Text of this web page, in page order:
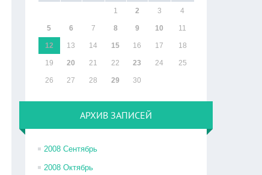
1 2 3 4
5 6 7 8 9 10 11
12 13 14 15 16 17 18
19 20 21 22 23 24 25
26 27 28 29 30
АРХИВ ЗАПИСЕЙ
2008 Сентябрь
2008 Октябрь